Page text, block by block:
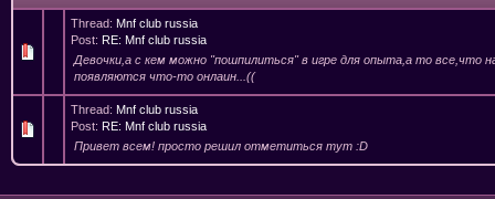
Thread: Mnf club russia
Post: RE: Mnf club russia
Девочки,а с кем можно "пошпилиться" в игре для опыта,а то все,что
появляются что-то онлаин...((
Thread: Mnf club russia
Post: RE: Mnf club russia
Привет всем! просто решил отметиться тут :D